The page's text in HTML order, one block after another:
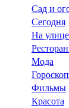
Сад и
Сегодня
На улице
Мода
Фильмы
Красота